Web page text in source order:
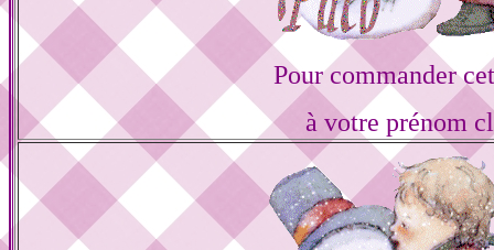
Pour commander
à votre prénom